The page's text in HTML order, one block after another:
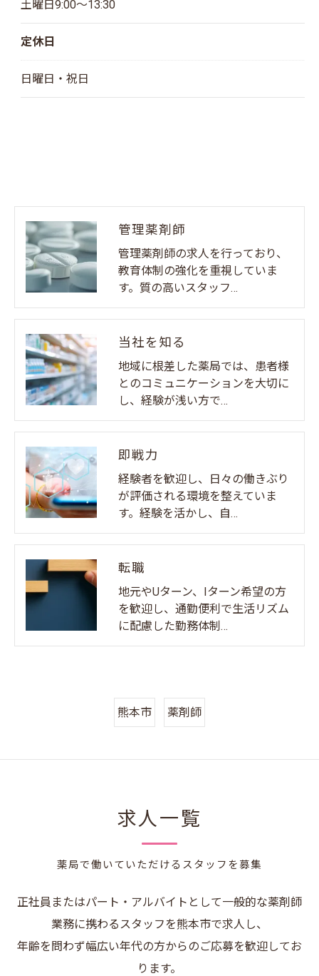
土曜日9:00～13:30
定休日
日曜日・祝日
管理薬剤師
管理薬剤師の求人を行っており、
教育体制の強化を重視していま
す。質の高いスタッフ…
当社を知る
地域に根差した薬局では、患者様
とのコミュニケーションを大切に
し、経験が浅い方で…
即戦力
経験者を歓迎し、日々の働きぶり
が評価される環境を整えていま
す。経験を活かし、自…
転職
地元やUターン、Iターン希望の方
を歓迎し、通勤便利で生活リズム
に配慮した勤務体制…
熊本市 薬剤師
薬局で働いていただけるスタッフを募集
求人一覧
正社員またはパート・アルバイトとして一般的な薬剤師
業務に携わるスタッフを熊本市で求人し、
年齢を問わず幅広い年代の方からのご応募を歓迎してお
ります。